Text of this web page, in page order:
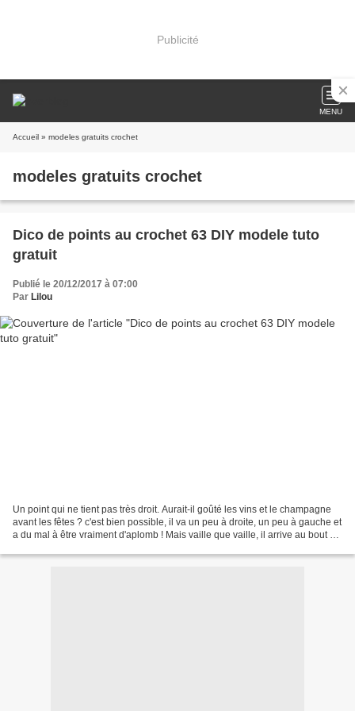
Publicité
MENU
Accueil » modeles gratuits crochet
modeles gratuits crochet
Dico de points au crochet 63 DIY modele tuto
gratuit
Publié le 20/12/2017 à 07:00
Par Lilou
Un point qui ne tient pas très droit. Aurait-il goûté les vins et le champagne
avant les fêtes ? c'est bien possible, il va un peu à droite, un peu à gauche et
a du mal à être vraiment d'aplomb ! Mais vaille que vaille, il arrive au bout du